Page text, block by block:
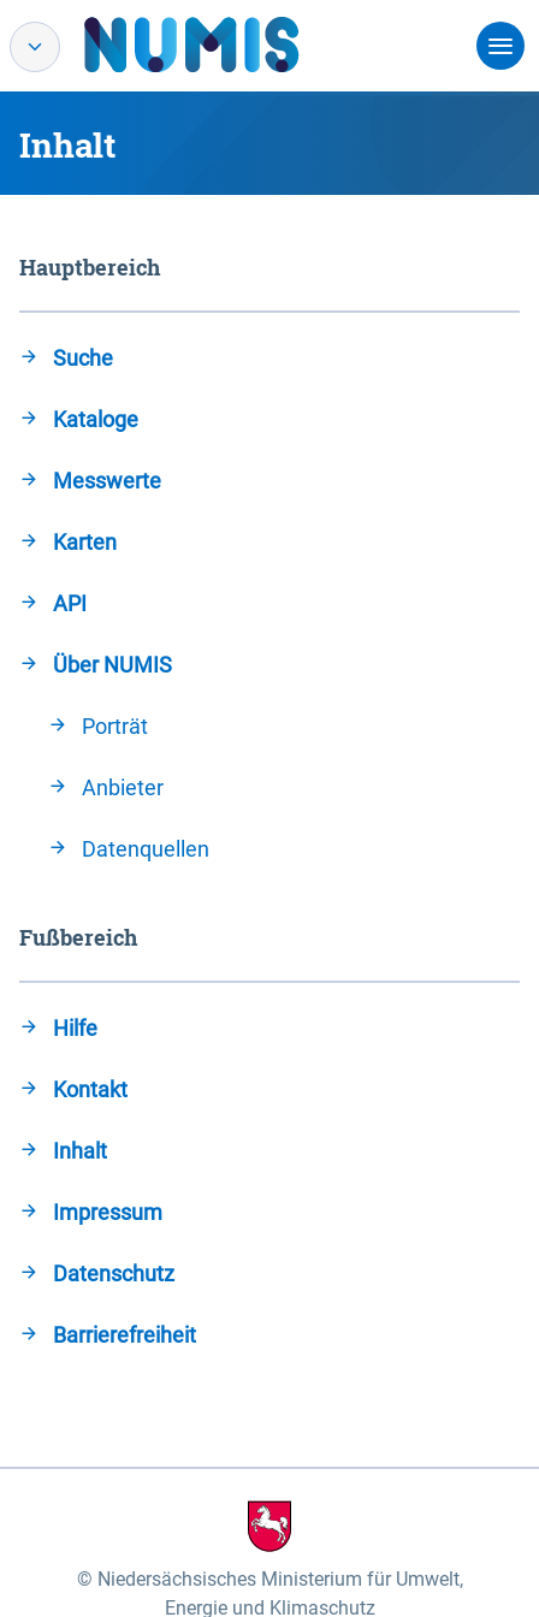
Inhalt
Hauptbereich
Suche
Kataloge
Messwerte
Karten
API
Über NUMIS
Porträt
Anbieter
Datenquellen
Fußbereich
Hilfe
Kontakt
Inhalt
Impressum
Datenschutz
Barrierefreiheit
Niedersächsisches Ministerium für Umwelt,
Energie und Klimaschutz